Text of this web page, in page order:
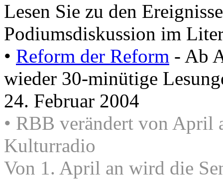
Lesen Sie zu den
Podiumsdiskussion im
• Reform der Reform - Ab
wieder 30-minütige
24. Februar 2004
• RBB verändert von April
Kulturradio
Von 1. April an wird die